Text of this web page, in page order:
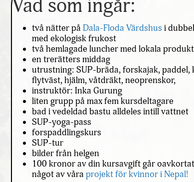
Vad som ingår:
två nätter på Dala-Floda Värdshus i
med ekologisk frukost
två hemlagade luncher med lokala
en trerätters middag
utrustning: SUP-bräda, forskajak, paddel,
flytväst, hjälm, våtdräkt, neoprenskor,
instruktör: Inka Gurung
liten grupp på max fem kursdeltagare
bad i vedeldad bastu alldeles intill vattnet
SUP-yoga-pass
forspaddlingskurs
SUP-tur
bilder från helgen
100 kronor av din kursavgift går
något av våra projekt för kvinnor i Nepal!